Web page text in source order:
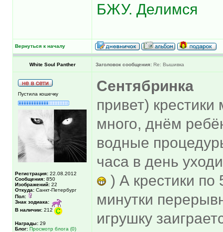
БЖУ. Делимся
Вернуться к началу
White Soul Panther Заголовок сообщения: Re: Вышивка
Пустила кошечку
Регистрация: 22.08.2012
Сообщения: 850
Изображений: 22
Откуда: Санкт-Петербург
Пол:
Знак зодиака:
В наличии: 212
Награды: 29
Блог: Просмотр блога (0)
Сентябринка
привет)
много, днём
водные
часа в день
) А крестики
минутки
игрушку